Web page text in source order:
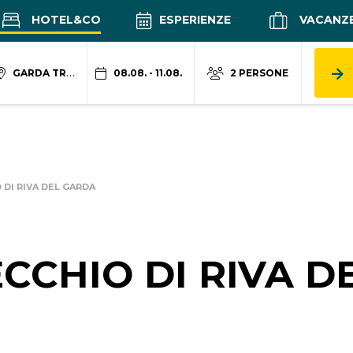
HOTEL&CO ESPERIENZE
GARDA TRENTINO 08.08. - 11.08. 2 PERSONE
RIVA DEL GARDA
DI RIVA